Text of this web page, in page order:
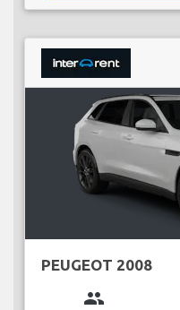
PEUGEOT 2008
group